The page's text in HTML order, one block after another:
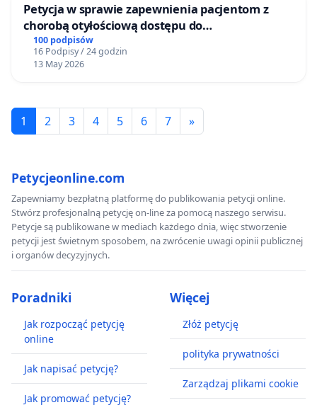
Petycja w sprawie zapewnienia pacjentom z
chorobą otyłościową dostępu do
kompleksowego leczenia oraz programów
profilaktycznych.
100 podpisów
16 Podpisy / 24 godzin
13 May 2026
1 2 3 4 5 6 7 »
Petycjeonline.com
Zapewniamy bezpłatną platformę do publikowania petycji online.
Stwórz profesjonalną petycję on-line za pomocą naszego serwisu.
Petycje są publikowane w mediach każdego dnia, więc stworzenie
petycji jest świetnym sposobem, na zwrócenie uwagi opinii publicznej
i organów decyzyjnych.
Poradniki
Jak rozpocząć petycję
online
Jak napisać petycję?
Jak promować petycję?
Więcej
Złóż petycję
polityka prywatności
Zarządzaj plikami cookie